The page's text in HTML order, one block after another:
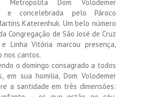
Metropolita Dom Volodemer
e concelebrada pelo Pároco
Katerenhuk. Um belo número
Congregação de São José de Cruz
e Linha Vitória marcou presença,
nos cantos.
o domingo consagrado a todos
em sua homilia, Dom Volodemer
a santidade em três dimensões: